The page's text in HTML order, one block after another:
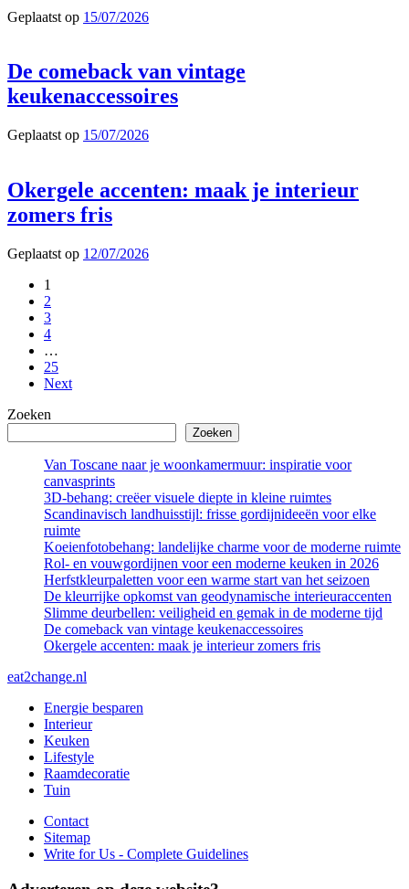
Geplaatst op 15/07/2026
De comeback van vintage
keukenaccessoires
Geplaatst op 15/07/2026
Okergele accenten: maak je interieur
zomers fris
Geplaatst op 12/07/2026
1
2
3
4
…
25
Next
Zoeken
Zoeken
Van Toscane naar je woonkamermuur: inspiratie voor
canvasprints
3D-behang: creëer visuele diepte in kleine ruimtes
Scandinavisch landhuisstijl: frisse gordijnideeën voor elke
ruimte
Koeienfotobehang: landelijke charme voor de moderne ruimte
Rol- en vouwgordijnen voor een moderne keuken in 2026
Herfstkleurpaletten voor een warme start van het seizoen
De kleurrijke opkomst van geodynamische interieuraccenten
Slimme deurbellen: veiligheid en gemak in de moderne tijd
De comeback van vintage keukenaccessoires
Okergele accenten: maak je interieur zomers fris
eat2change.nl
Energie besparen
Interieur
Keuken
Lifestyle
Raamdecoratie
Tuin
Contact
Sitemap
Write for Us - Complete Guidelines